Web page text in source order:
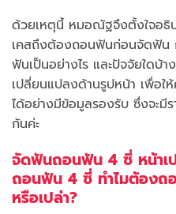
ด้วยเหตุนี้ หมอณัฐจึงตั้งใจอธิบ
เคสถึงต้องถอนฟันก่อนจัดฟัน
ฟันเป็นอย่างไร และปัจจัยใดบ้
เปลี่ยนแปลงด้านรูปหน้า เพื่อใ
ได้อย่างมีข้อมูลรองรับ ซึ่งจะมี
กันค่ะ
จัดฟันถอนฟัน 4 ซี่ หน้า
ถอนฟัน 4 ซี่ ทำไมต้องถ
หรือเปล่า?